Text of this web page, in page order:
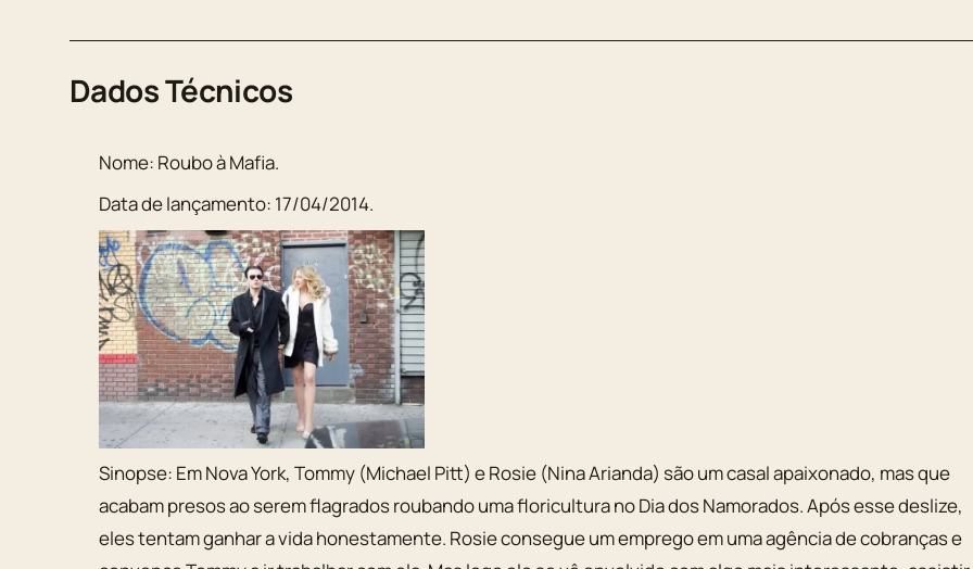
Dados Técnicos
Nome: Roubo à Mafia.
Data de lançamento: 17/04/2014.
Sinopse: Em Nova York, Tommy (Michael Pitt) e Rosie (Nina Arianda) são um casal apaixonado, mas que
acabam presos ao serem flagrados roubando uma floricultura no Dia dos Namorados. Após esse deslize,
eles tentam ganhar a vida honestamente. Rosie consegue um emprego em uma agência de cobranças e